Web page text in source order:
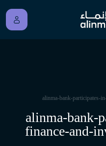
alinma-bank-participates-
alinma-bank-
finance-and-